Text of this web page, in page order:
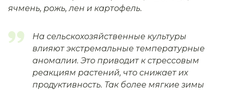
ячмень, рожь, лен и картофель.
На сельскохозяйственные культуры
влияют экстремальные температурные
аномалии. Это приводит к стрессовым
реакциям растений, что снижает их
продуктивность. Так более мягкие зимы